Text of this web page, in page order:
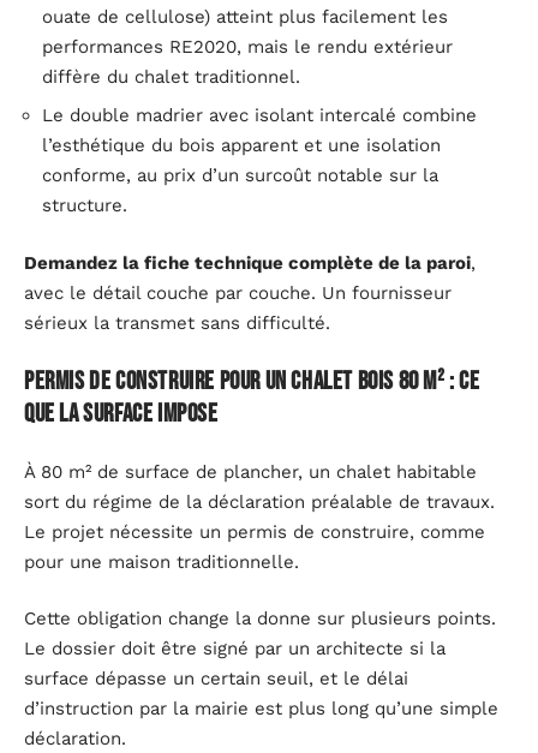
ouate de cellulose) atteint plus facilement les
performances RE2020, mais le rendu extérieur
diffère du chalet traditionnel.
Le double madrier avec isolant intercalé combine
l’esthétique du bois apparent et une isolation
conforme, au prix d’un surcoût notable sur la
structure.
Demandez la fiche technique complète de la paroi,
avec le détail couche par couche. Un fournisseur
sérieux la transmet sans difficulté.
Permis de construire pour un chalet bois 80 m² : ce
que la surface impose
À 80 m² de surface de plancher, un chalet habitable
sort du régime de la déclaration préalable de travaux.
Le projet nécessite un permis de construire, comme
pour une maison traditionnelle.
Cette obligation change la donne sur plusieurs points.
Le dossier doit être signé par un architecte si la
surface dépasse un certain seuil, et le délai
d’instruction par la mairie est plus long qu’une simple
déclaration.